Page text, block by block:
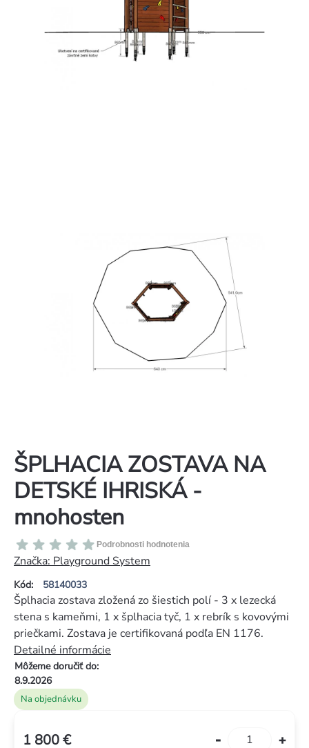
ŠPLHACIA ZOSTAVA NA
DETSKÉ IHRISKÁ -
mnohosten
Kód: 58140033
Priemerné
hodnotenie
produktu
je
0,0
5
hviezdičiek.
Podrobnosti hodnotenia
Značka: Playground System
Na objednávku
Môžeme doručiť do:
8.9.2026
Šplhacia zostava zložená zo šiestich polí - 3 x lezecká
stena s kameňmi, 1 x šplhacia tyč, 1 x rebrík s kovovými
priečkami. Zostava je certifikovaná podľa EN 1176.
Detailné informácie
1 800 €